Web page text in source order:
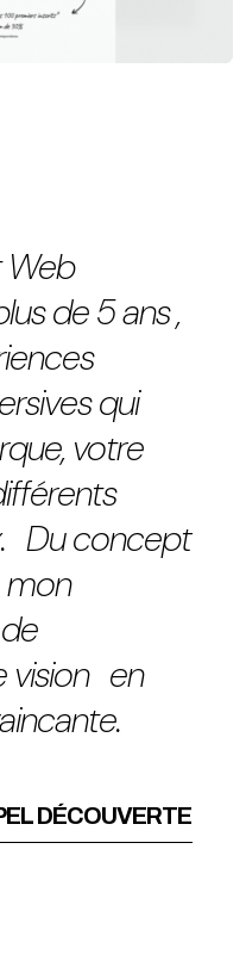
Web
de 5 ans ,
qui
votre
Du concept
mon
vision en
DÉCOUVERTE